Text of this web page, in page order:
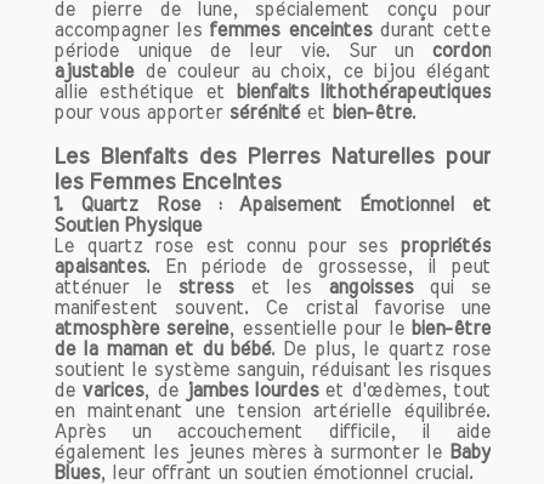
à canaliser les émotions créatives.
Intégrer la Pierre de Lune dans votre
espace de travail ou la porter sous
forme de bijou peut considérablement
enrichir votre processus créatif.
3. Bien-être Relationnel et Émotionnel
Sur le plan relationnel, la Pierre de Lune
est souvent associée au bonheur
conjugal et à l'harmonie dans les
relations. Elle encourage la
compréhension et la tolérance entre
partenaires, apportant douceur et paix
dans les interactions. Utilisée lors de
rituels de couple ou simplement en étant
portée par les partenaires, elle favorise
un climat d'amour et de respect mutuel.
de pierre de lune, spécialement conçu pour
accompagner les femmes enceintesdurant cette
période unique de leur vie. Sur un cordon
ajustablede couleur au choix, ce bijou élégant
allie esthétique et
bienfaits lithothérapeutiques
pour vous apportersérénitéet bien-être.
Les Bienfaits des Pierres Naturelles pour
les Femmes Enceintes
1. Quartz Rose : Apaisement Émotionnel et
Soutien Physique
Le quartz rose est connu pour ses propriétés
apaisantes. En période de grossesse, il peut
atténuer le stresset les angoissesqui se
manifestent souvent. Ce cristal favorise une
atmosphère sereine, essentielle pour le bien-être
de la maman et du bébé. De plus, le quartz rose
soutient le système sanguin, réduisant les risques
de varices, de jambes lourdeset d'œdèmes, tout
en maintenant une tension artérielle équilibrée.
Après un accouchement difficile, il aide
également les jeunes mères à surmonter le Baby
Blues, leur offrant un soutien émotionnel crucial.